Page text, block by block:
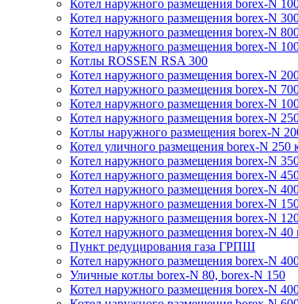
Котел наружного размещения borex-N
Котел наружного размещения borex-N
Котел наружного размещения borex-N
Котел наружного размещения borex-N
Котлы ROSSEN RSA 300
Котел наружного размещения borex-N
Котел наружного размещения borex-N
Котел наружного размещения borex-N
Котел наружного размещения borex-N
Котлы наружного размещения borex-N
Котел уличного размещения borex-N 250
Котел наружного размещения borex-N
Котел наружного размещения borex-N
Котел наружного размещения borex-N
Котел наружного размещения borex-N
Котел наружного размещения borex-N
Котел наружного размещения borex-N 40
Пункт редуцирования газа ГРПШ
Котел наружного размещения borex-N
Уличные котлы borex-N 80, borex-N 150
Котел наружного размещения borex-N